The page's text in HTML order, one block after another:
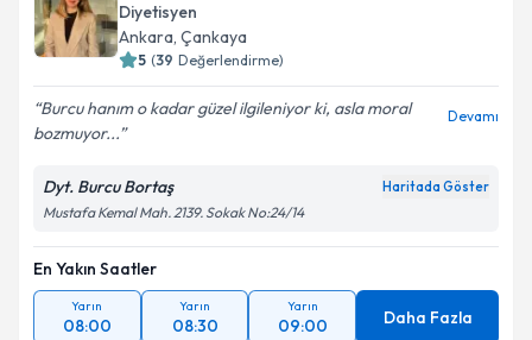
Diyetisyen
Ankara, Çankaya
5 (39 Değerlendirme)
Burcu hanım o kadar güzel ilgileniyor ki, asla moral
bozmuyor...
Devamı
Dyt. Burcu Bortaş Haritada Göster
Mustafa Kemal Mah. 2139. Sokak No:24/14
En Yakın Saatler
Yarın
08:00
Yarın
08:30
Yarın
09:00 Daha Fazla